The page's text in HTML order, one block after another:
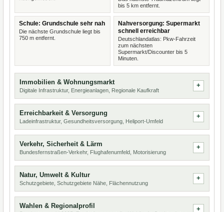
bis 5 km entfernt.
Schule: Grundschule sehr nah
Die nächste Grundschule liegt bis
750 m entfernt.
Nahversorgung: Supermarkt
schnell erreichbar
Deutschlandatlas: Pkw-Fahrzeit
zum nächsten
Supermarkt/Discounter bis 5
Minuten.
Immobilien & Wohnungsmarkt
Digitale Infrastruktur, Energieanlagen, Regionale Kaufkraft
Erreichbarkeit & Versorgung
Ladeinfrastruktur, Gesundheitsversorgung, Heliport-Umfeld
Verkehr, Sicherheit & Lärm
Bundesfernstraßen-Verkehr, Flughafenumfeld, Motorisierung
Natur, Umwelt & Kultur
Schutzgebiete, Schutzgebiete Nähe, Flächennutzung
Wahlen & Regionalprofil